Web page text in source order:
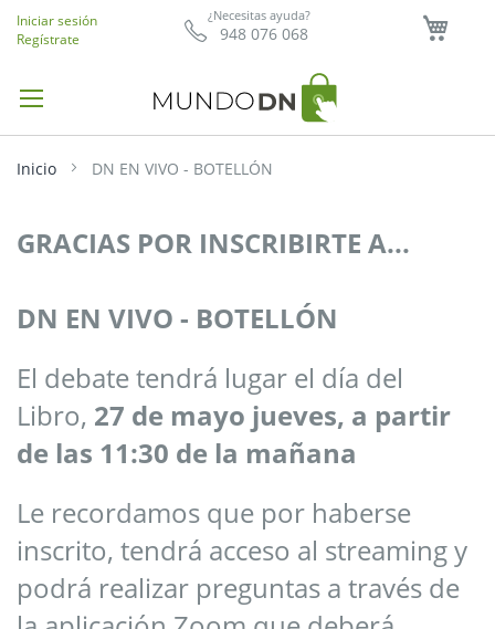
¿Necesitas ayuda?
948 076 068
Iniciar sesión
Regístrate
Inicio DN EN VIVO - BOTELLÓN
GRACIAS POR INSCRIBIRTE A...
DN EN VIVO - BOTELLÓN
El debate tendrá lugar el día del
Libro, 27 de mayo jueves, a partir
de las 11:30 de la mañana
Le recordamos que por haberse
inscrito, tendrá acceso al streaming y
podrá realizar preguntas a través de